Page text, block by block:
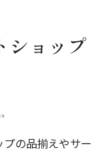
ショップ
の品揃えやサー